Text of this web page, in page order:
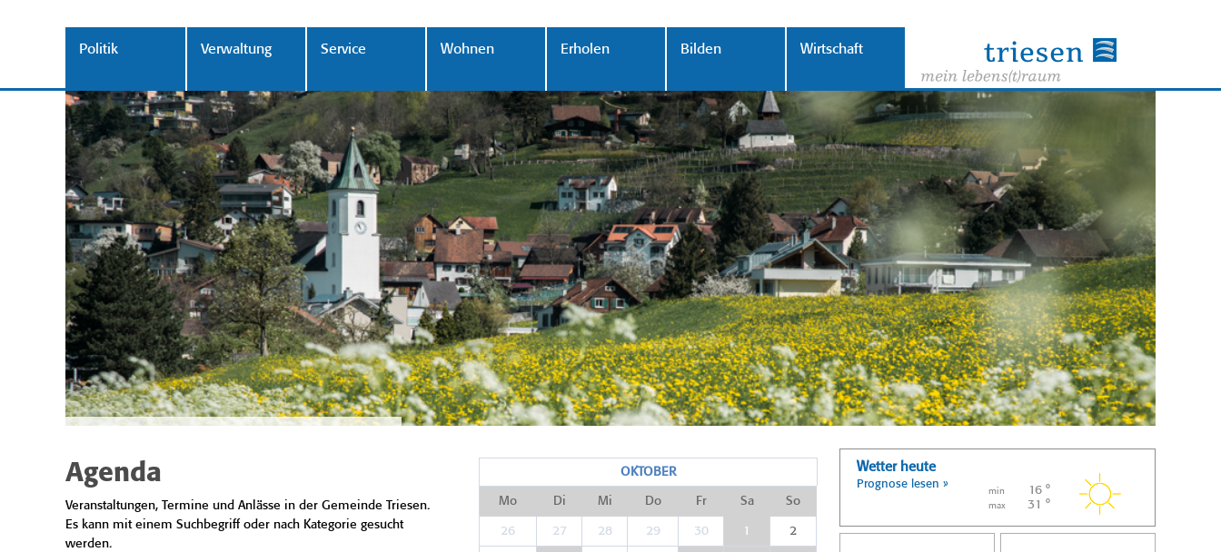
Politik Verwaltung Service Wohnen Erholen Bilden Wirtschaft
Agenda
Veranstaltungen, Termine und Anlässe in der Gemeinde Triesen.
Es kann mit einem Suchbegriff oder nach Kategorie gesucht
werden.
OKTOBER
Mo Di Mi Do Fr Sa So
26 27 28 29 30 1 2
Wetter heute
Prognose lesen »
min 16 °
max 31 °